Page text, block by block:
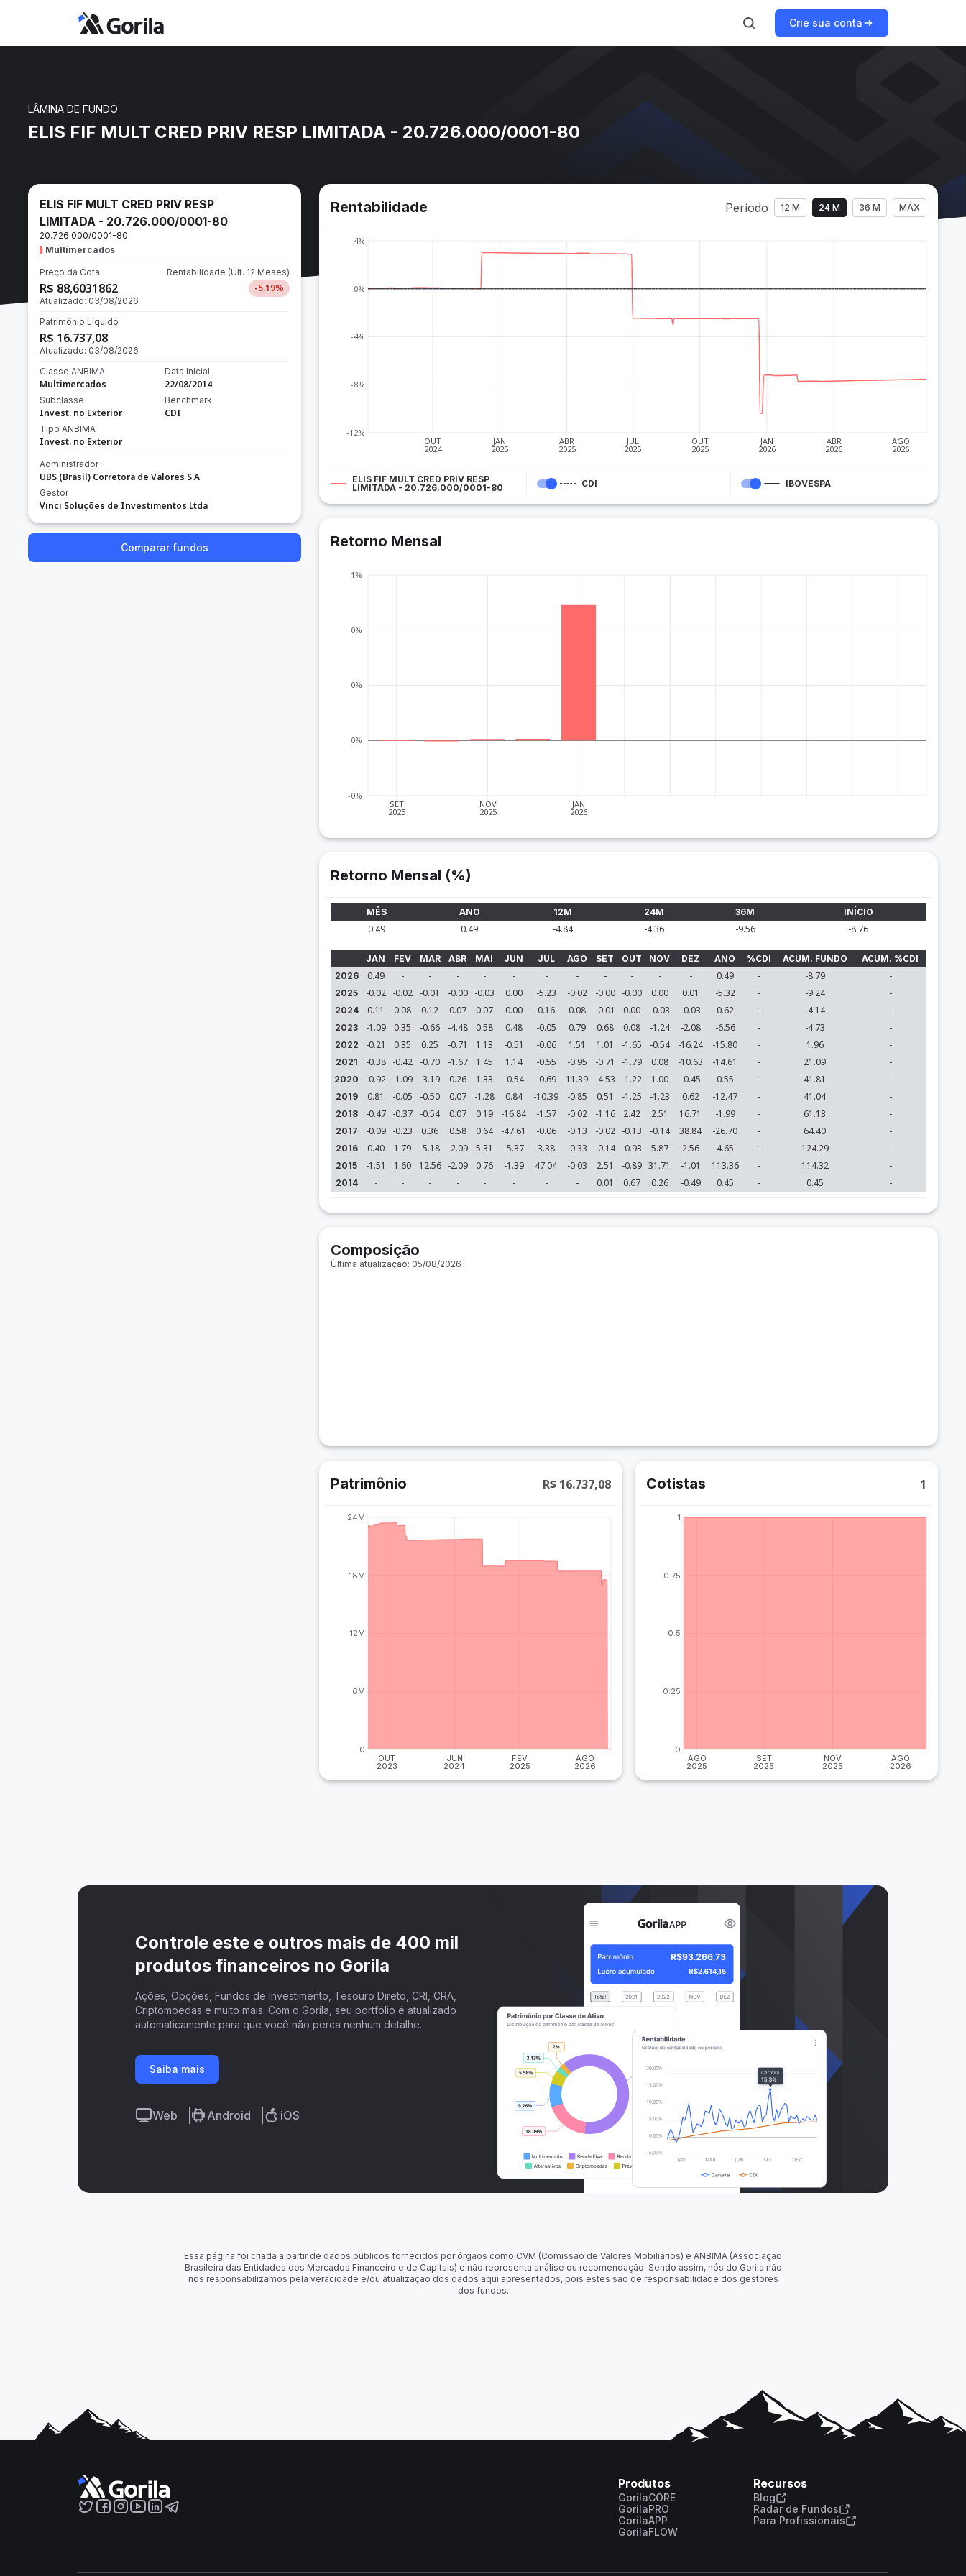
Crie sua conta
LÂMINA DE FUNDO
ELIS FIF MULT CRED PRIV RESP LIMITADA - 20.726.000/0001-80
ELIS FIF MULT CRED PRIV RESP
LIMITADA - 20.726.000/0001-80
20.726.000/0001-80
Multimercados
Preço da Cota
R$ 88,6031862
Atualizado: 03/08/2026
Rentabilidade (Últ. 12 Meses)
-5.19%
Patrimônio Líquido
R$ 16.737,08
Atualizado: 03/08/2026
Classe ANBIMA
Multimercados
Subclasse
Invest. no Exterior
Tipo ANBIMA
Invest. no Exterior
Data Inicial
22/08/2014
Benchmark
CDI
Administrador
UBS (Brasil) Corretora de Valores S.A
Gestor
Vinci Soluções de Investimentos Ltda
Comparar fundos
Rentabilidade Período 12 M 24 M 36 M MÁX
OUT
2024
JAN
2025
ABR
2025
JUL
2025
OUT
2025
JAN
2026
ABR
2026
AGO
2026
-12%
-8%
-4%
0%
4%
ELIS FIF MULT CRED PRIV RESP
LIMITADA - 20.726.000/0001-80
CDI IBOVESPA
Retorno Mensal
SET
2025
NOV
2025
JAN
2026
-0%
0%
0%
0%
1%
Retorno Mensal (%)
MÊS ANO 12M 24M 36M INÍCIO
0.49 0.49 -4.84 -4.36 -9.56 -8.76
JAN FEV MAR ABR MAI JUN JUL AGO SET OUT NOV DEZ ANO %CDI ACUM. FUNDO
ACUM. %CDI
2026
0.49 - - - - - - - - - - - 0.49 - -8.79 -
2025 -0.02 -0.02 -0.01 -0.00 -0.03 0.00 -5.23 -0.02 -0.00 -0.00 0.00 0.01 -5.32 - -9.24 -
2024 0.11 0.08 0.12 0.07 0.07 0.00 0.16 0.08 -0.01 0.00 -0.03 -0.03 0.62 - -4.14 -
2023 -1.09 0.35 -0.66 -4.48 0.58 0.48 -0.05 0.79 0.68 0.08 -1.24 -2.08 -6.56 - -4.73 -
2022 -0.21 0.35 0.25 -0.71 1.13 -0.51 -0.06 1.51 1.01 -1.65 -0.54 -16.24 -15.80 - 1.96 -
2021 -0.38 -0.42 -0.70 -1.67 1.45 1.14 -0.55 -0.95 -0.71 -1.79 0.08 -10.63 -14.61 - 21.09 -
2020 -0.92 -1.09 -3.19 0.26 1.33 -0.54 -0.69 11.39 -4.53 -1.22 1.00 -0.45 0.55 - 41.81 -
2019 0.81 -0.05 -0.50 0.07 -1.28 0.84 -10.39 -0.85 0.51 -1.25 -1.23 0.62 -12.47 - 41.04 -
2018 -0.47 -0.37 -0.54 0.07 0.19 -16.84 -1.57 -0.02 -1.16 2.42 2.51 16.71 -1.99 - 61.13 -
2017 -0.09 -0.23 0.36 0.58 0.64 -47.61 -0.06 -0.13 -0.02 -0.13 -0.14 38.84 -26.70 - 64.40 -
2016 0.40 1.79 -5.18 -2.09 5.31 -5.37 3.38 -0.33 -0.14 -0.93 5.87 2.56 4.65 - 124.29 -
2015 -1.51 1.60 12.56 -2.09 0.76 -1.39 47.04 -0.03 2.51 -0.89 31.71 -1.01 113.36 - 114.32 -
2014 - - - - - - - - 0.01 0.67 0.26 -0.49 0.45 - 0.45 -
Composição
Última atualização: 05/08/2026
Patrimônio R$ 16.737,08
OUT
2023
JUN
2024
FEV
2025
AGO
2026
0
6M
12M
18M
24M
Cotistas 1
AGO
2025
SET
2025
NOV
2025
AGO
2026
0
0.25
0.5
0.75
1
Controle este e outros mais de 400 mil
produtos financeiros no Gorila
Ações, Opções, Fundos de Investimento, Tesouro Direto, CRI, CRA,
Criptomoedas e muito mais. Com o Gorila, seu portfólio é atualizado
automaticamente para que você não perca nenhum detalhe.
Saiba mais
Web Android iOS
Essa página foi criada a partir de dados públicos fornecidos por órgãos como CVM (Comissão de Valores Mobiliários) e ANBIMA (Associação
Brasileira das Entidades dos Mercados Financeiro e de Capitais) e não representa análise ou recomendação. Sendo assim, nós do Gorila não
nos responsabilizamos pela veracidade e/ou atualização dos dados aqui apresentados, pois estes são de responsabilidade dos gestores
dos fundos.
Produtos
GorilaCORE
GorilaPRO
GorilaAPP
GorilaFLOW
Recursos
Blog
Radar de Fundos
Para Profissionais